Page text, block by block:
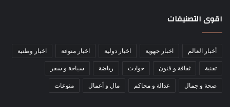
اقوى التصنيفات
أخبار العالم اخبار جهوية اخبار دولية اخبار منوعة اخبار وطنية
تقنية ثقافة و فنون حوادث رياضة سياحة و سفر
صحة و جمال عدالة و محاكم مال و أعمال منوعات